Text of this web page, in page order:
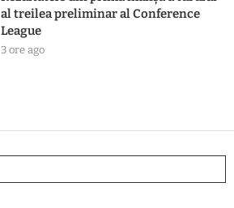
al treilea preliminar al Conference
League
3 ore ago